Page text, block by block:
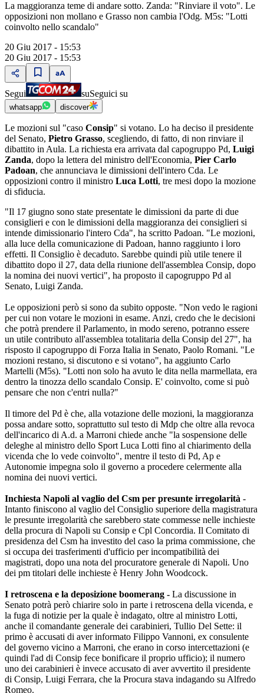
La maggioranza teme di andare sotto. Zanda: "Rinviare il voto". Le
opposizioni non mollano e Grasso non cambia l'Odg. M5s: "Lotti
coinvolto nello scandalo"
20 Giu 2017 - 15:53
20 Giu 2017 - 15:53
Segui suSeguici su
whatsapp discover
Le mozioni sul "caso Consip" si votano. Lo ha deciso il presidente
del Senato, Pietro Grasso, scegliendo, di fatto, di non rinviare il
dibattito in Aula. La richiesta era arrivata dal capogruppo Pd, Luigi
Zanda, dopo la lettera del ministro dell'Economia, Pier Carlo
Padoan, che annunciava le dimissioni dell'intero Cda. Le
opposizioni contro il ministro Luca Lotti, tre mesi dopo la mozione
di sfiducia.
"Il 17 giugno sono state presentate le dimissioni da parte di due
consiglieri e con le dimissioni della maggioranza dei consiglieri si
intende dimissionario l'intero Cda", ha scritto Padoan. "Le mozioni,
alla luce della comunicazione di Padoan, hanno raggiunto i loro
effetti. Il Consiglio è decaduto. Sarebbe quindi più utile tenere il
dibattito dopo il 27, data della riunione dell'assemblea Consip, dopo
la nomina dei nuovi vertici", ha proposto il capogruppo Pd al
Senato, Luigi Zanda.
Le opposizioni però si sono da subito opposte. "Non vedo le ragioni
per cui non votare le mozioni in esame. Anzi, credo che le decisioni
che potrà prendere il Parlamento, in modo sereno, potranno essere
un utile contributo all'assemblea totalitaria della Consip del 27", ha
risposto il capogruppo di Forza Italia in Senato, Paolo Romani. "Le
mozioni restano, si discutono e si votano", ha aggiunto Carlo
Martelli (M5s). "Lotti non solo ha avuto le dita nella marmellata, era
dentro la tinozza dello scandalo Consip. E' coinvolto, come si può
pensare che non c'entri nulla?"
Il timore del Pd è che, alla votazione delle mozioni, la maggioranza
possa andare sotto, soprattutto sul testo di Mdp che oltre alla revoca
dell'incarico di A.d. a Marroni chiede anche "la sospensione delle
deleghe al ministro dello Sport Luca Lotti fino al chiarimento della
vicenda che lo vede coinvolto", mentre il testo di Pd, Ap e
Autonomie impegna solo il governo a procedere celermente alla
nomina dei nuovi vertici.
Inchiesta Napoli al vaglio del Csm per presunte irregolarità -
Intanto finiscono al vaglio del Consiglio superiore della magistratura
le presunte irregolarità che sarebbero state commesse nelle inchieste
della procura di Napoli su Consip e Cpl Concordia. Il Comitato di
presidenza del Csm ha investito del caso la prima commissione, che
si occupa dei trasferimenti d'ufficio per incompatibilità dei
magistrati, dopo una nota del procuratore generale di Napoli. Uno
dei pm titolari delle inchieste è Henry John Woodcock.
I retroscena e la deposizione boomerang - La discussione in
Senato potrà però chiarire solo in parte i retroscena della vicenda, e
la fuga di notizie per la quale è indagato, oltre al ministro Lotti,
anche il comandante generale dei carabinieri, Tullio Del Sette: il
primo è accusati di aver informato Filippo Vannoni, ex consulente
del governo vicino a Marroni, che erano in corso intercettazioni (e
quindi l'ad di Consip fece bonificare il proprio ufficio); il numero
uno dei carabinieri è invece accusato di aver avvertito il presidente
di Consip, Luigi Ferrara, che la Procura stava indagando su Alfredo
Romeo.